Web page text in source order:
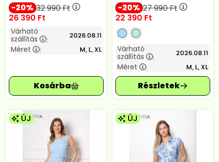
20 32 990Ft
26 390 Ft
Várható
szállítás
: 2026.08.11
Méret : M, L, XL
20 27 990Ft
22 390 Ft
Várható
szállítás
: 2026.08.11
Méret : M, L, XL
ÚJ ÚJ